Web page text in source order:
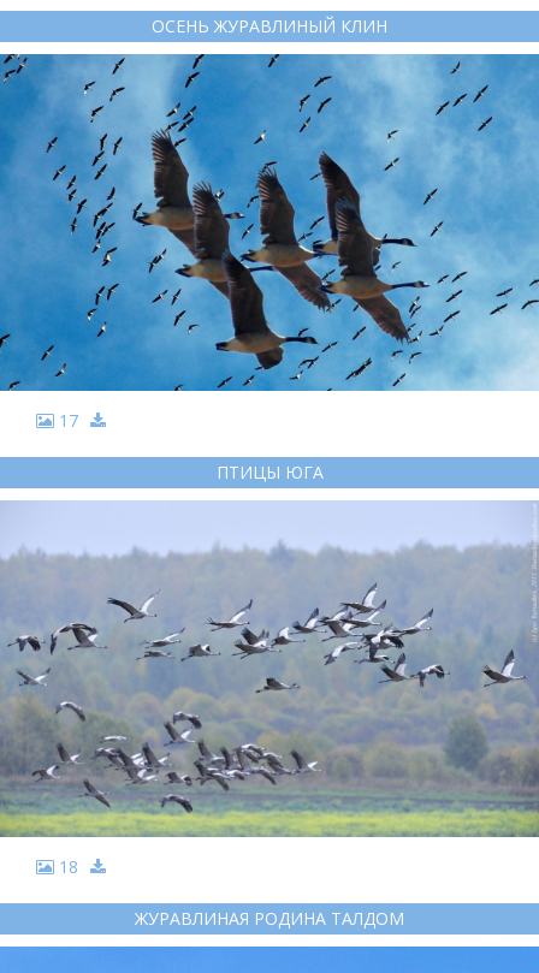
ОСЕНЬ ЖУРАВЛИНЫЙ КЛИН
17
ПТИЦЫ ЮГА
18
ЖУРАВЛИНАЯ РОДИНА ТАЛДОМ